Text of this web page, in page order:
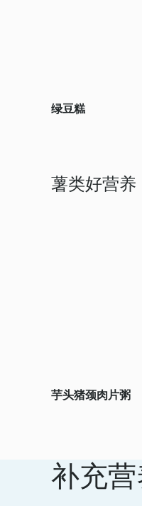
绿豆糕
薯类好营养
芋头猪颈肉片粥
补充